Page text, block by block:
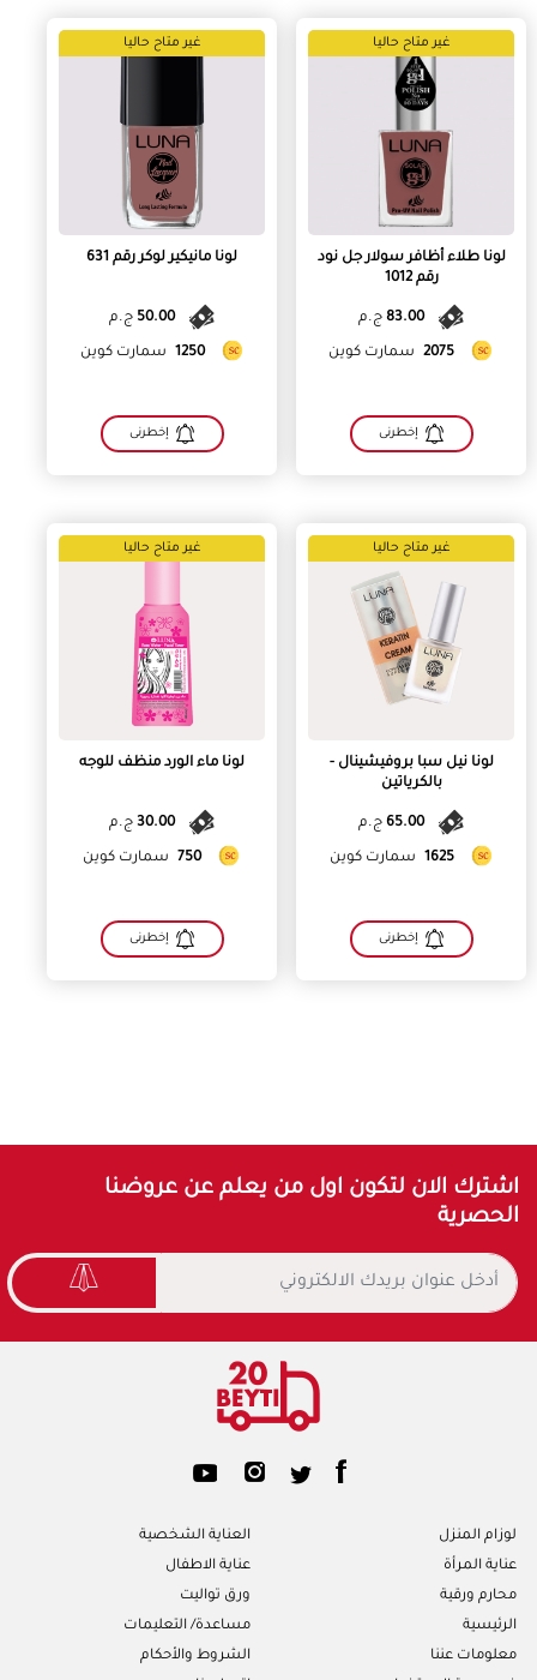
غير متاح حاليا
لونا طلاء أظافر سولار جل نود
رقم 1012
83.00 ج.م
2075 سمارت كوين
إخطرنى
غير متاح حاليا
لونا مانيكير لوكر رقم 631
50.00 ج.م
1250 سمارت كوين
إخطرنى
غير متاح حاليا
لونا نيل سبا بروفيشينال -
بالكرياتين
65.00 ج.م
1625 سمارت كوين
إخطرنى
غير متاح حاليا
لونا ماء الورد منظف للوجه
30.00 ج.م
750 سمارت كوين
إخطرنى
اشترك الان لتكون اول من يعلم عن عروضنا
الحصرية
لوزام المنزل
العناية الشخصية
عناية المرأة
عناية الاطفال
محارم ورقية
ورق تواليت
الرئيسية
مساعدة/ التعليمات
معلومات عننا
الشروط والأحكام